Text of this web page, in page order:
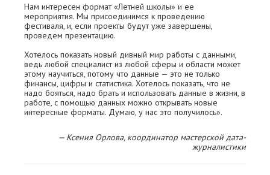
Нам интересен формат «Летней школы» и ее
мероприятия. Мы присоединимся к проведению
фестиваля, и, если проекты будут уже завершены,
проведем презентацию.
Хотелось показать новый дивный мир работы с данными,
ведь любой специалист из любой сферы и области может
этому научиться, потому что данные — это не только
финансы, цифры и статистика. Хотелось показать, что не
надо бояться, надо брать и использовать данные в жизни, в
работе, с помощью данных можно открывать новые
интересные форматы. Думаю, у нас это получилось».
— Ксения Орлова, координатор мастерской дата-
журналистики